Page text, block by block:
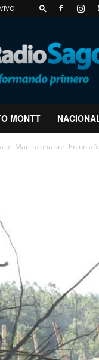
MONTT
Macrozona sur: En un